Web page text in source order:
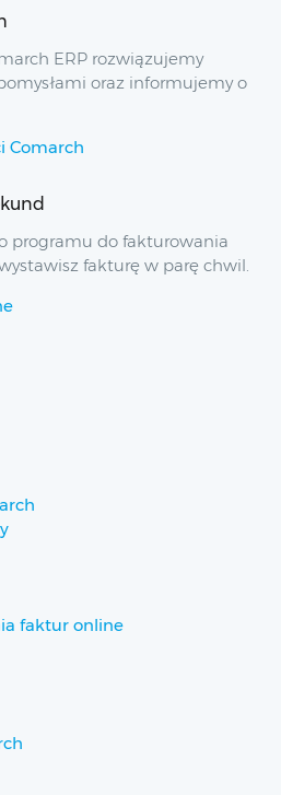
ERP rozwiązujemy
oraz informujemy o
Comarch
programu do fakturowania
fakturę w parę chwil.
faktur online